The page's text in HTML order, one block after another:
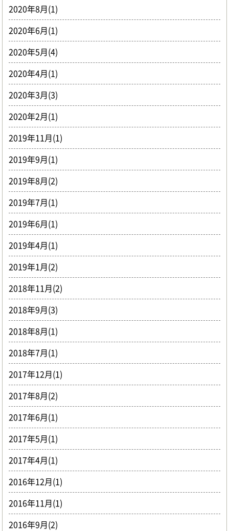
2020年8月(1)
2020年6月(1)
2020年5月(4)
2020年4月(1)
2020年3月(3)
2020年2月(1)
2019年11月(1)
2019年9月(1)
2019年8月(2)
2019年7月(1)
2019年6月(1)
2019年4月(1)
2019年1月(2)
2018年11月(2)
2018年9月(3)
2018年8月(1)
2018年7月(1)
2017年12月(1)
2017年8月(2)
2017年6月(1)
2017年5月(1)
2017年4月(1)
2016年12月(1)
2016年11月(1)
2016年9月(2)